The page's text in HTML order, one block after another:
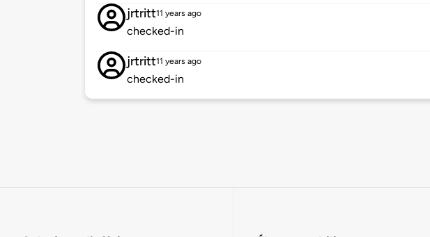
jrtritt11 years ago
checked-in
jrtritt11 years ago
checked-in